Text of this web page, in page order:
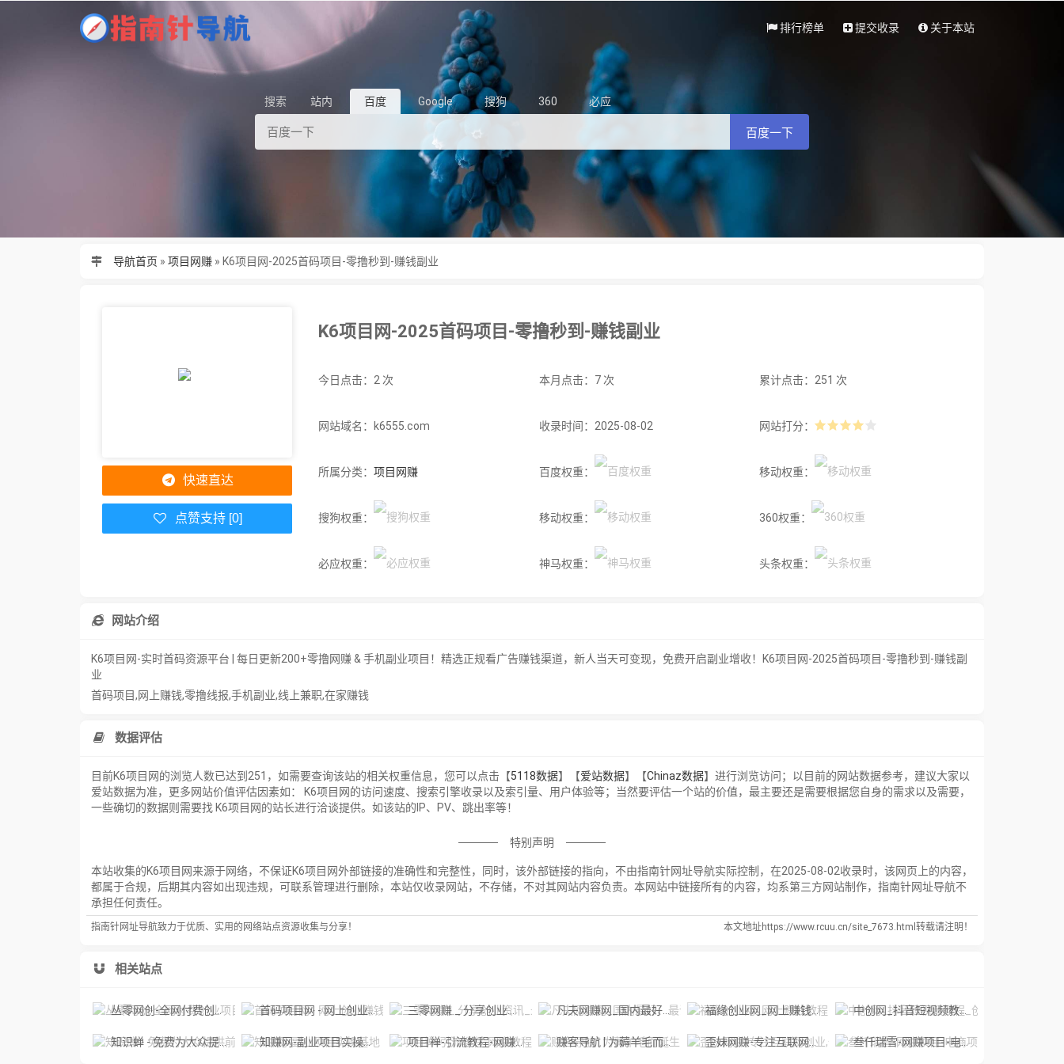
排行榜单 提交收录 关于本站
搜索 站内 百度 Google 搜狗 360 必应
百度一下
导航首页 » 项目网赚» K6项目网-2025首码项目-零撸秒到-赚钱副业
K6项目网-2025首码项目-零撸秒到-赚钱副业
今日点击：2 次 本月点击：7 次 累计点击：251 次
网站域名：k6555.com 收录时间：2025-08-02 网站打分：
所属分类： 项目网赚 百度权重： 移动权重：
搜狗权重： 移动权重： 360权重：
必应权重： 神马权重： 头条权重：
快速直达
点赞支持 [0]
网站介绍
K6项目网-实时首码资源平台 | 每日更新200+零撸网赚 & 手机副业项目！精选正规看广告赚钱渠道，新人当天可变现，免费开启副业增收！K6项目网-2025首码项目-零撸秒到-赚钱副
业
首码项目,网上赚钱,零撸线报,手机副业,线上兼职,在家赚钱
数据评估
目前K6项目网的浏览人数已达到251，如需要查询该站的相关权重信息，您可以点击【5118数据】【爱站数据】【Chinaz数据】进行浏览访问；以目前的网站数据参考，建议大家以
爱站数据为准，更多网站价值评估因素如： K6项目网的访问速度、搜索引擎收录以及索引量、用户体验等；当然要评估一个站的价值，最主要还是需要根据您自身的需求以及需要，
一些确切的数据则需要找 K6项目网的站长进行洽谈提供。如该站的IP、PV、跳出率等！
特别声明
本站收集的K6项目网来源于网络，不保证K6项目网外部链接的准确性和完整性，同时，该外部链接的指向，不由指南针网址导航实际控制，在2025-08-02收录时，该网页上的内容，
都属于合规，后期其内容如出现违规，可联系管理进行删除，本站仅收录网站，不存储，不对其网站内容负责。本网站中链接所有的内容，均系第三方网站制作，指南针网址导航不
承担任何责任。
指南针网址导航致力于优质、实用的网络站点资源收集与分享！ 本文地址https://www.rcuu.cn/site_7673.html转载请注明！
相关站点
丛零网创-全网付费创业项目和网络知识教程 首码项目网 - 网上创业赚钱首码项目发布推广平台_318首码网 三零网赚 _ 分享创业资讯_最新网络赚钱项目资源博客 凡夫网赚网_国内最好、最讲信用、最具权威的网赚平台之一。 福缘创业网_网上赚钱教程_网络创业项目 中创网_抖音短视频教程_创业项目_中赚
知识蝉 - 免费为大众提供前沿的创业副业的项目 知赚网-副业项目实操基地 项目禅-引流教程-网赚教程-副业教程-引流技术-副业-网络赚钱项目 赚客导航 | 为薅羊毛而诞生 歪妹网赚-专注互联网创业,信息差副业研究,拒绝割韭菜 叁仟瑞雪-网赚项目-电商项目-短视频项目-免费分享网络赚钱项目